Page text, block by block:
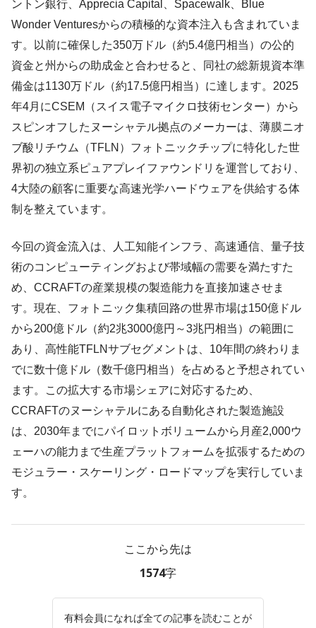
ントン銀行、Apprecia Capital、Spacewalk、Blue
Wonder Venturesからの積極的な資本注入も含まれていま
す。以前に確保した350万ドル（約5.4億円相当）の公的
資金と州からの助成金と合わせると、同社の総新規資本準
備金は1130万ドル（約17.5億円相当）に達します。2025
年4月にCSEM（スイス電子マイクロ技術センター）から
スピンオフしたヌーシャテル拠点のメーカーは、薄膜ニオ
ブ酸リチウム（TFLN）フォトニックチップに特化した世
界初の独立系ピュアプレイファウンドリを運営しており、
4大陸の顧客に重要な高速光学ハードウェアを供給する体
制を整えています。
今回の資金流入は、人工知能インフラ、高速通信、量子技
術のコンピューティングおよび帯域幅の需要を満たすた
め、CCRAFTの産業規模の製造能力を直接加速させま
す。現在、フォトニック集積回路の世界市場は150億ドル
から200億ドル（約2兆3000億円～3兆円相当）の範囲に
あり、高性能TFLNサブセグメントは、10年間の終わりま
でに数十億ドル（数千億円相当）を占めると予想されてい
ます。この拡大する市場シェアに対応するため、
CCRAFTのヌーシャテルにある自動化された製造施設
は、2030年までにパイロットボリュームから月産2,000ウ
ェーハの能力まで生産プラットフォームを拡張するための
モジュラー・スケーリング・ロードマップを実行していま
す。
ここから先は
1574字
有料会員になれば全ての記事を読むことが